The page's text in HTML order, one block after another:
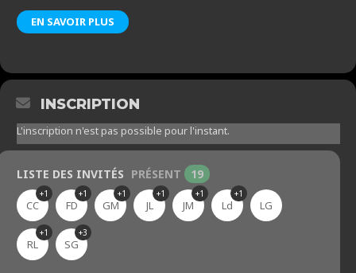
EN SAVOIR PLUS
INSCRIPTION
L'inscription n'est pas possible pour l'instant.
LISTE DES INVITÉS PRÉSENT 19
CC
+1
FD
+1
GM
+1
JL
+1
JM
+1
Ld
+1
LG
RL
+1
SG
+3